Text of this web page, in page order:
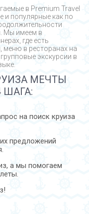
в Premium Travel
и популярные как по
Мы имеем в
где есть
меню в ресторанах на
экскурсии в
МЕЧТЫ
ШАГА:
на поиск круиза
предложений
а мы помогаем